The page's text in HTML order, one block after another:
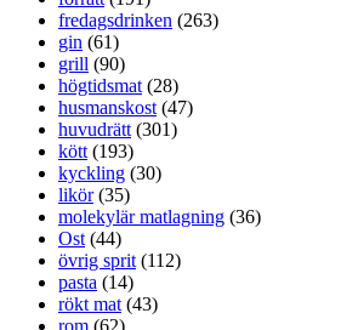
fredagsdrinken (263)
gin (61)
grill (90)
högtidsmat (28)
husmanskost (47)
huvudrätt (301)
kött (193)
kyckling (30)
likör(35)
molekylär matlagning (36)
Ost (44)
övrig sprit (112)
pasta (14)
rökt mat (43)